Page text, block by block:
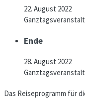
22. August 2022
Ende
28. August 2022
Das Reiseprogramm für